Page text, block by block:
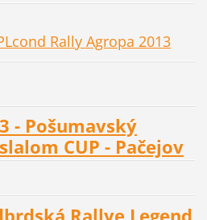
Rally Agropa 2013
- Pošumavský
CUP - Pačejov